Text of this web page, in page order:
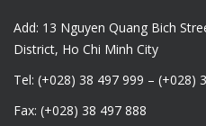
Add: 13 Nguyen Quang Bich
District, Ho Chi Minh City
Tel: (+028) 38 497 999 – (+028)
Fax: (+028) 38 497 888